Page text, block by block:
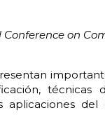
on
técnicas
del